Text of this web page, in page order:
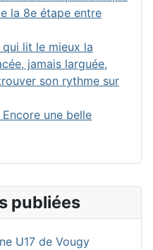
publiées
U17 de Vougy
la 8e étape entre
lit le mieux la
jamais larguée,
son rythme sur
une belle